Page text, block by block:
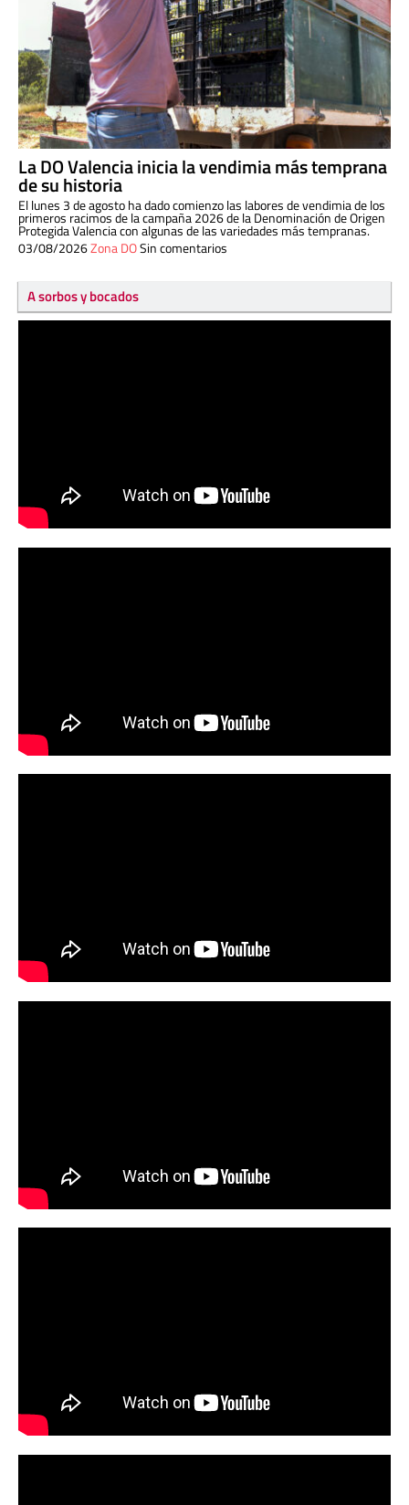
La DO Valencia inicia la vendimia más temprana
de su historia
El lunes 3 de agosto ha dado comienzo las labores de vendimia de los
primeros racimos de la campaña 2026 de la Denominación de Origen
Protegida Valencia con algunas de las variedades más tempranas.
03/08/2026Zona DOSin comentarios
A sorbos y bocados